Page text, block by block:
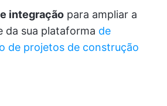
integração para ampliar a
da sua plataforma de
de projetos de construção